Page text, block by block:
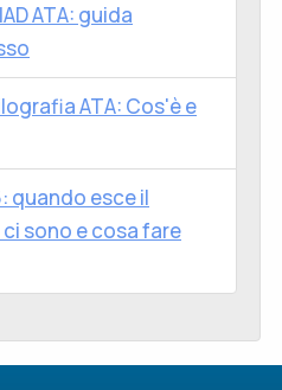
ATA: guida
ATA: Cos'è e
quando esce il
sono e cosa fare